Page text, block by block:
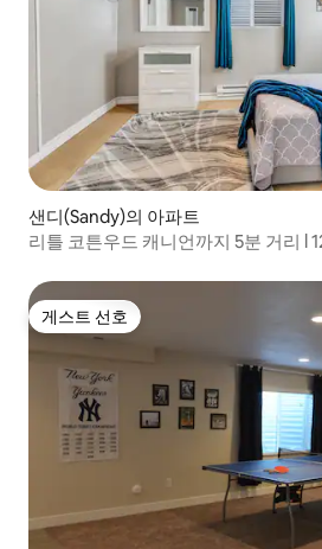
샌디(Sandy)의 아파트
리틀 코튼우드 캐니언까지 5분 거리 l
게스트 선호
게스트 선호